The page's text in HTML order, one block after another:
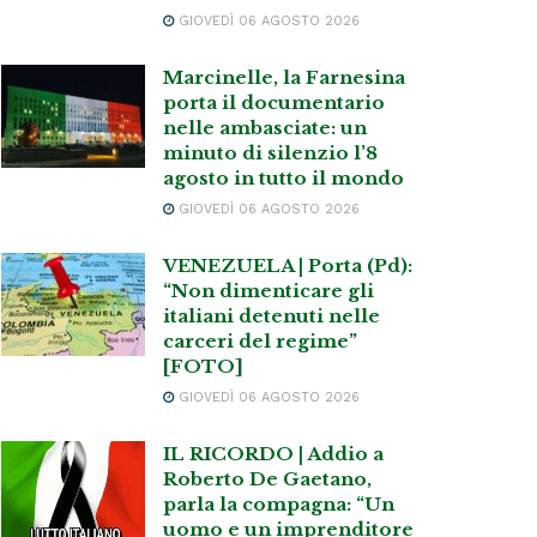
GIOVEDÌ 06 AGOSTO 2026
Marcinelle, la Farnesina
porta il documentario
nelle ambasciate: un
minuto di silenzio l’8
agosto in tutto il mondo
GIOVEDÌ 06 AGOSTO 2026
VENEZUELA | Porta (Pd):
“Non dimenticare gli
italiani detenuti nelle
carceri del regime”
[FOTO]
GIOVEDÌ 06 AGOSTO 2026
IL RICORDO | Addio a
Roberto De Gaetano,
parla la compagna: “Un
uomo e un imprenditore